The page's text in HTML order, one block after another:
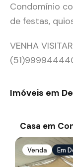
Condomínio
de festas,
VENHA
Imóveis em
Casa em
Venda Em